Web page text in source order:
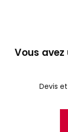
Vous
Devis